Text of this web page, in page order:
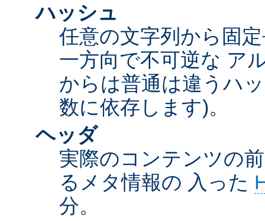
ハッシュ
任意の文字列から固
一方向で不可逆な ア
からは普通は違うハ
数に依存します)。
ヘッダ
実際のコンテンツの
るメタ情報の 入った
分。